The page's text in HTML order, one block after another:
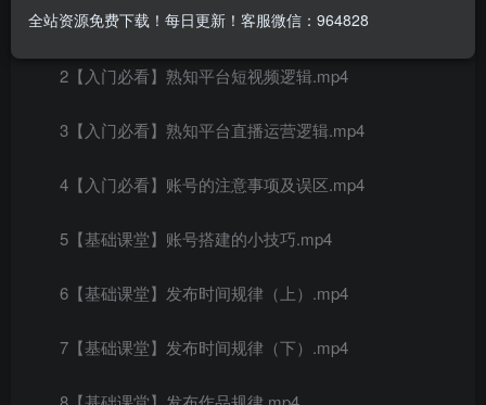
1【课程简介】快速了解课程内容.mp4
2【入门必看】熟知平台短视频逻辑.mp4
3【入门必看】熟知平台直播运营逻辑.mp4
4【入门必看】账号的注意事项及误区.mp4
5【基础课堂】账号搭建的小技巧.mp4
6【基础课堂】发布时间规律（上）.mp4
7【基础课堂】发布时间规律（下）.mp4
全站资源免费下载！每日更新！客服微信：964828